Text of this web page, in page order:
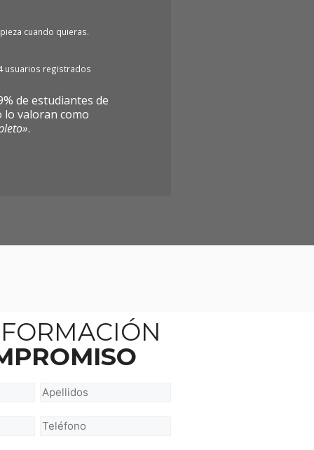
cuando quieras.
usuarios registrados
de estudiantes de
lo valoran como
.
Apellidos
Teléfono